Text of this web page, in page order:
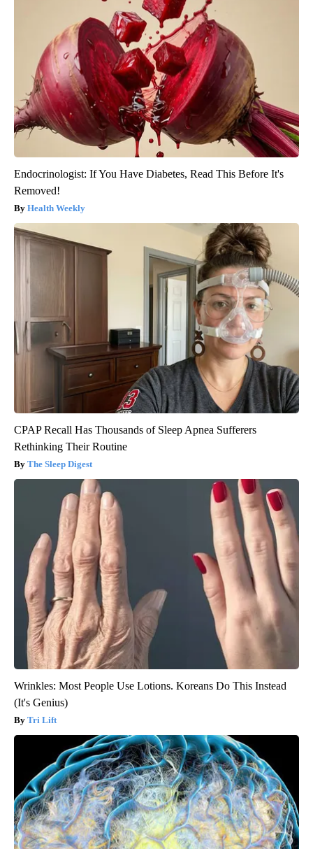
Endocrinologist: If You Have Diabetes, Read This Before It's
Removed!
Health Weekly
CPAP Recall Has Thousands of Sleep Apnea Sufferers
Rethinking Their Routine
The Sleep Digest
Wrinkles: Most People Use Lotions. Koreans Do This Instead
(It's Genius)
Tri Lift